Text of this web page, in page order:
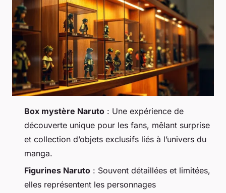
Box mystère Naruto : Une expérience de
découverte unique pour les fans, mêlant surprise
et collection d’objets exclusifs liés à l’univers du
manga.
Figurines Naruto : Souvent détaillées et limitées,
elles représentent les personnages